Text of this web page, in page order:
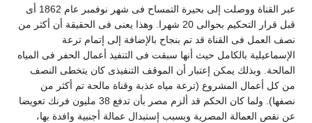
عبر القناة ووصلت إلى بحيرة التمساح فى شهر نوفمبر عام 1862 أى
قبل قرار التحكيم بحوالى 20 شهرا. وهذا يعنى فى الحقيقة أن أكثر من
العمل فى القناة قد تم بنجاح بالإضافة إلى إتمام ترعة
بالكامل حيث أنها سبقت فى التنفيذ أعمال الحفر فى المياه
وبذلك يمكن إعتبار أن الموقف التنفيذى كان يتخطى النصف
كل أعمال المشروع (ترعة مياه عذبة وقناة مالحة تم أكثر من
نصفها). ولما كان الحكم قد ألزم مصر بأن تدفع 38 مليون فرنك تعويضا
نقص العمالة المصرية وبسبب إستبدال عمالة أجنبية وافدة بها،